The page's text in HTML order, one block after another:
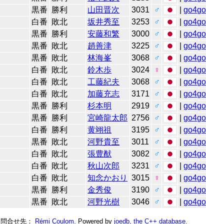
黒番 勝利 山田晋次 3031 ♂ |go4go
白番 敗北 坂井秀至 3253 ♂ |go4go
黒番 勝利 安藤和繁 3000 ♂ |go4go
黒番 敗北 趙善津 3225 ♂ |go4go
黒番 敗北 林海峯 3068 ♂ |go4go
白番 敗北 鈴木歩 3024 ♀ |go4go
白番 敗北 工藤紀夫 3068 ♂ |go4go
白番 敗北 加藤充志 3171 ♂ |go4go
黒番 勝利 杉本明 2919 ♂ |go4go
黒番 勝利 宮崎龍太郎 2756 ♂ |go4go
白番 勝利 黄翊祖 3195 ♂ |go4go
黒番 敗北 河野貴至 3011 ♂ |go4go
白番 敗北 張豊猷 3082 ♂ |go4go
白番 敗北 秋山次郎 3231 ♂ |go4go
白番 敗北 知念かおり 3015 ♀ |go4go
黒番 勝利 金秀俊 3190 ♂ |go4go
黒番 敗北 河野光樹 3046 ♂ |go4go
問合せ先： Rémi Coulom . Powered by joedb, the C++ database